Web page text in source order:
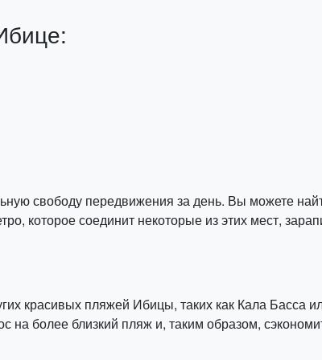
свободу передвижения за день. Вы можете
которое соединит некоторые из этих мест,
красивых пляжей Ибицы, таких как Кала Басса
более близкий пляж и, таким образом,